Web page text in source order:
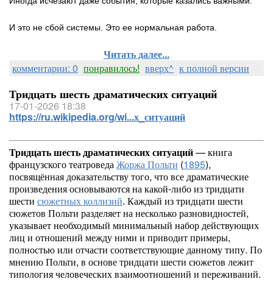
И это не сбой системы. Это ее нормальная работа.
Читать далее...
комментарии: 0 понравилось! вверх^ к полной версии
Тридцать шесть драматических ситуаций
17-01-2026 18:38
https://ru.wikipedia.org/wi...х_ситуаций
Тридцать шесть драматических ситуаций— книга
французского театроведаЖоржа Польти (1895),
посвящённая доказательству того, что все драматические
произведения основываются на какой-либо из тридцати
шести сюжетных коллизий. Каждый из тридцати шести
сюжетов Польти разделяет на несколько разновидностей,
указывает необходимый минимальный набор действующих
лиц и отношений между ними и приводит примеры,
полностью или отчасти соответствующие данному типу. По
мнению Польти, в основе тридцати шести сюжетов лежит
типология человеческих взаимоотношений и переживаний.